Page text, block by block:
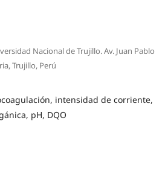
Nacional de Trujillo. Av. Juan Pablo
Trujillo, Perú
intensidad de corriente,
pH, DQO